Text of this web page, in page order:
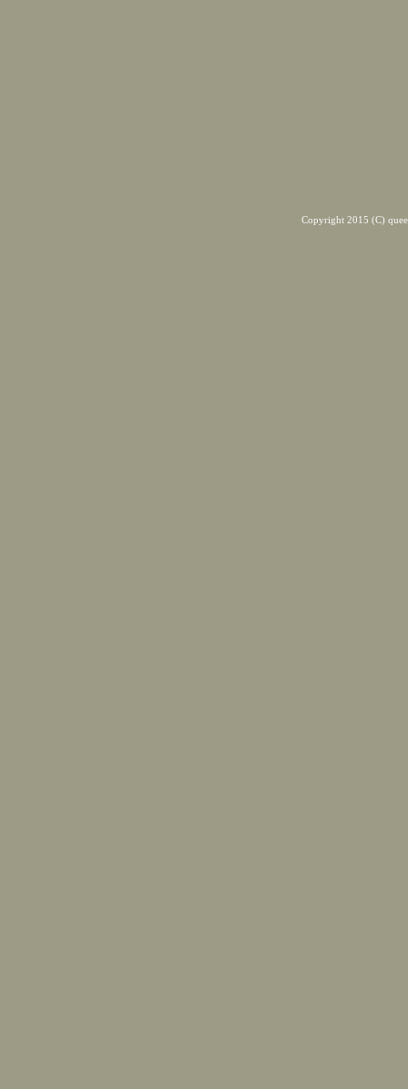
Copyright 2015 (C)